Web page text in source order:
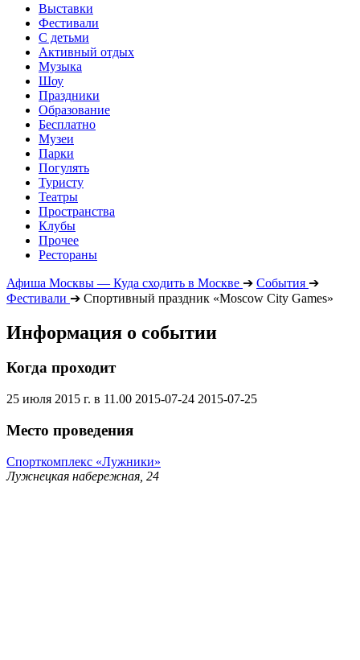
Выставки
Фестивали
С детьми
Активный отдых
Музыка
Шоу
Праздники
Образование
Бесплатно
Музеи
Парки
Погулять
Туристу
Театры
Пространства
Клубы
Прочее
Рестораны
Афиша Москвы — Куда сходить в Москве ➔ События ➔
Фестивали ➔ Спортивный праздник «Moscow City Games»
Информация о событии
Когда проходит
25 июля 2015 г. в 11.00 2015-07-24 2015-07-25
Место проведения
Спорткомплекс «Лужники»
Лужнецкая набережная, 24